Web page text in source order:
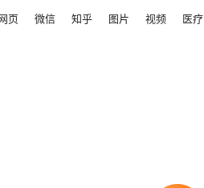
页 微信 知乎 图片 视频 医疗